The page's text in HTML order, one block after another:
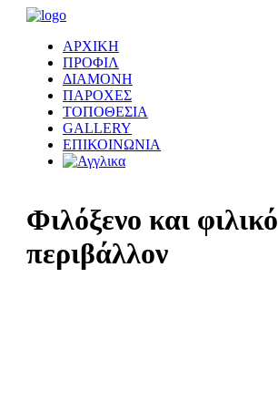
ΑΡΧΙΚΗ
ΠΡΟΦΙΛ
ΔΙΑΜΟΝΗ
ΠΑΡΟΧΕΣ
ΤΟΠΟΘΕΣΙΑ
GALLERY
ΕΠΙΚΟΙΝΩΝΙΑ
Φιλόξενο και φιλικό
περιβάλλον